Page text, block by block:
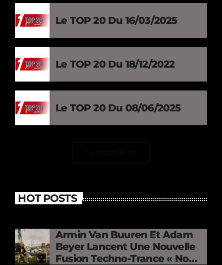
Le TOP 20 Du 16/03/2025
Le TOP 20 Du 18/12/2022
Le TOP 20 Du 08/06/2025
HOT POSTS
Armin Van Buuren Et Adam
Beyer Lancent Une Nouvelle
Fusion Techno-Trance « No